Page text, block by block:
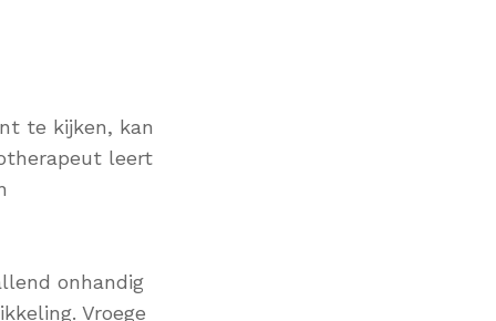
te kijken, kan
leert
onhandig
Vroege